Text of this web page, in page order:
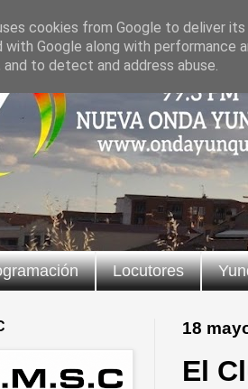
Locutores
18
El
cookies from Google to deliver
with Google along with
to detect and address abuse.